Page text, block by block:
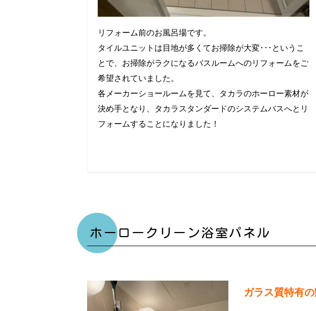
リフォーム前のお風呂場です。
タイルユニットは目地が多くてお掃除が大変･･･というこ
とで、お掃除がラクになるバスルームへのリフォームをご
希望されていました。
各メーカーショールームを見て、タカラのホーロー素材が
決め手となり、タカラスタンダードのシステムバスへとリ
フォームすることになりました！
ホーロークリーン浴室パネル
ガラス質特有